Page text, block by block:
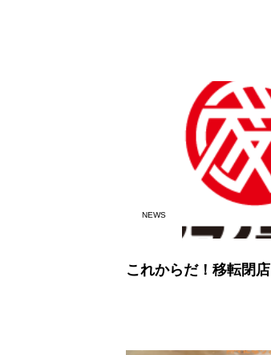
NEWS
これからだ！移転閉店